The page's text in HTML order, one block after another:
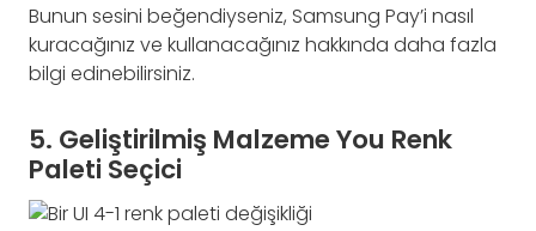
Bunun sesini beğendiyseniz, Samsung Pay’i nasıl
kuracağınız ve kullanacağınız hakkında daha fazla
bilgi edinebilirsiniz.
5. Geliştirilmiş Malzeme You Renk
Paleti Seçici